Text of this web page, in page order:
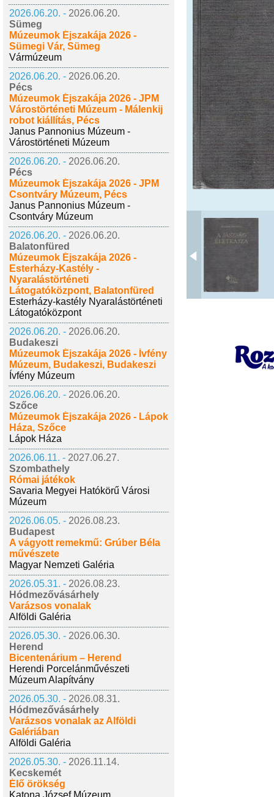
2026.06.20. - 2026.06.20.
Sümeg
Múzeumok Éjszakája 2026 -
Sümegi Vár, Sümeg
Vármúzeum
2026.06.20. - 2026.06.20.
Pécs
Múzeumok Éjszakája 2026 - JPM
Várostörténeti Múzeum - Málenkij
robot kiállítás, Pécs
Janus Pannonius Múzeum -
Várostörténeti Múzeum
2026.06.20. - 2026.06.20.
Pécs
Múzeumok Éjszakája 2026 - JPM
Csontváry Múzeum, Pécs
Janus Pannonius Múzeum -
Csontváry Múzeum
2026.06.20. - 2026.06.20.
Balatonfüred
Múzeumok Éjszakája 2026 -
Esterházy-Kastély -
Nyaralástörténeti
Látogatóközpont, Balatonfüred
Esterházy-kastély Nyaralástörténeti
Látogatóközpont
2026.06.20. - 2026.06.20.
Budakeszi
Múzeumok Éjszakája 2026 - Ívfény
Múzeum, Budakeszi, Budakeszi
Ívfény Múzeum
2026.06.20. - 2026.06.20.
Szőce
Múzeumok Éjszakája 2026 - Lápok
Háza, Szőce
Lápok Háza
2026.06.11. - 2027.06.27.
Szombathely
Római játékok
Savaria Megyei Hatókörű Városi
Múzeum
2026.06.05. - 2026.08.23.
Budapest
A vágyott remekmű: Grúber Béla
művészete
Magyar Nemzeti Galéria
2026.05.31. - 2026.08.23.
Hódmezővásárhely
Varázsos vonalak
Alföldi Galéria
2026.05.30. - 2026.06.30.
Herend
Bicentenárium – Herend
Herendi Porcelánművészeti
Múzeum Alapítvány
2026.05.30. - 2026.08.31.
Hódmezővásárhely
Varázsos vonalak az Alföldi
Galériában
Alföldi Galéria
2026.05.30. - 2026.11.14.
Kecskemét
Élő örökség
Katona József Múzeum